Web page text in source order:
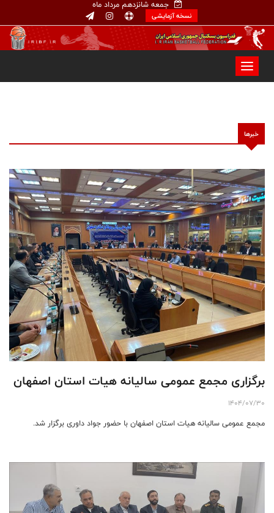
جمعه شانزدهم مرداد ماه
نسخه آزمایشی
خبرها
برگزاری مجمع عمومی سالیانه هیات استان اصفهان
1404/07/30
مجمع عمومی سالیانه هیات استان اصفهان با حضور جواد داوری برگزار شد.